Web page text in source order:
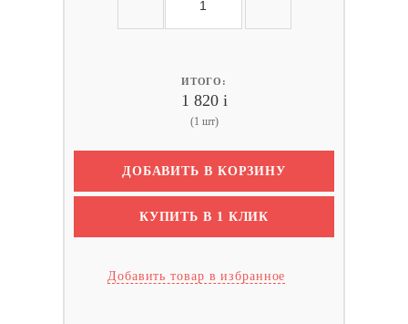
ИТОГО:
1 820 i
(1 шт)
ДОБАВИТЬ В КОРЗИНУ
КУПИТЬ В 1 КЛИК
Добавить товар в избранное